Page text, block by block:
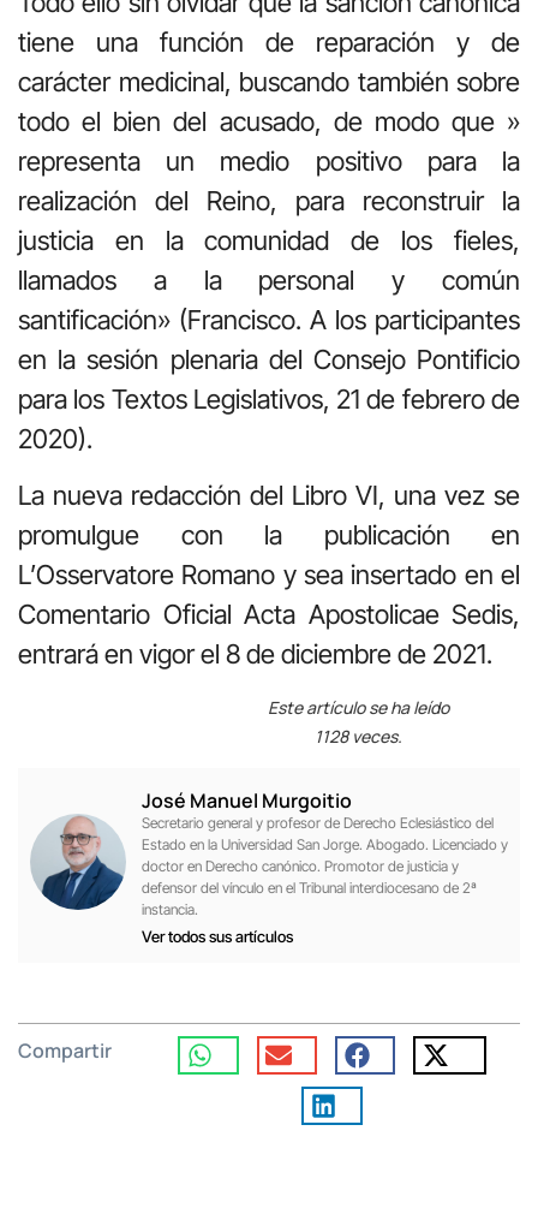
tiene una función de reparación y de
carácter medicinal, buscando también sobre
todo el bien del acusado, de modo que »
representa un medio positivo para la
realización del Reino, para reconstruir la
justicia en la comunidad de los fieles,
llamados a la personal y común
santificación» (Francisco. A los participantes
en la sesión plenaria del Consejo Pontificio
para los Textos Legislativos, 21 de febrero de
2020).
La nueva redacción del Libro VI, una vez se
promulgue con la publicación en
L’Osservatore Romano y sea insertado en el
Comentario Oficial Acta Apostolicae Sedis,
entrará en vigor el 8 de diciembre de 2021.
Este artículo se ha leído
1128 veces.
José Manuel Murgoitio
Secretario general y profesor de Derecho Eclesiástico del
Estado en la Universidad San Jorge. Abogado. Licenciado y
doctor en Derecho canónico. Promotor de justicia y
defensor del vínculo en el Tribunal interdiocesano de 2ª
instancia.
Ver todos sus artículos
Compartir